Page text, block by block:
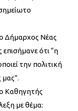
Δήμαρχος Νέας
ότι “η
την πολιτική
Καθηγητής
με θέμα: